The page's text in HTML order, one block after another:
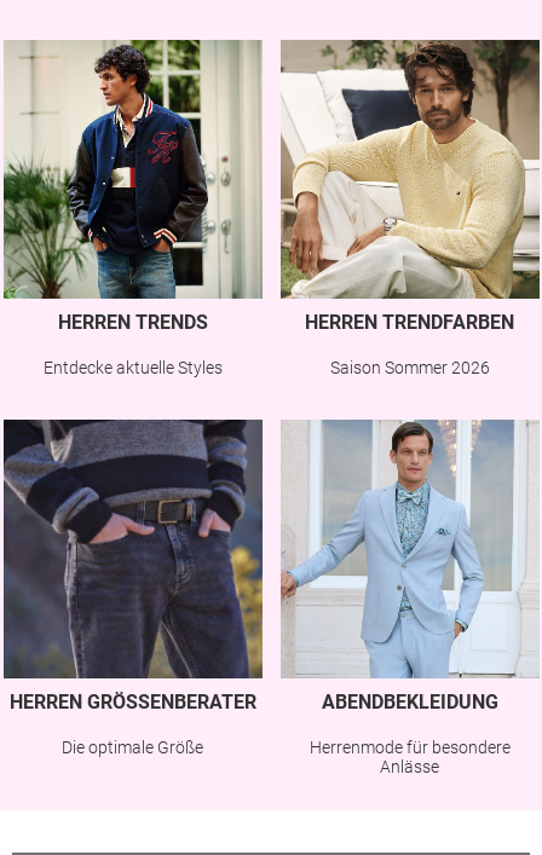
HERREN TRENDS
Entdecke aktuelle Styles
HERREN TRENDFARBEN
Saison Sommer 2026
HERREN GRÖSSENBERATER
Die optimale Größe
ABENDBEKLEIDUNG
Herrenmode für besondere
Anlässe